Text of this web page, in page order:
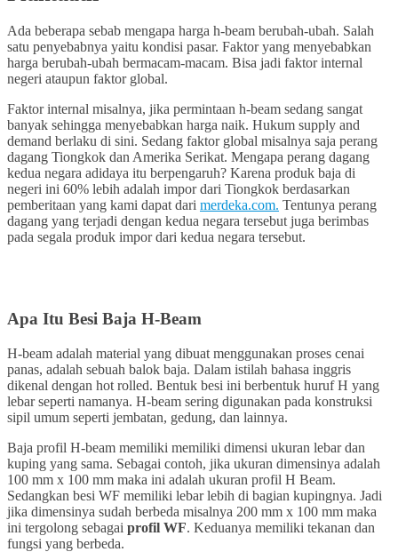
Ada beberapa sebab mengapa harga h-beam berubah-ubah. Salah
satu penyebabnya yaitu kondisi pasar. Faktor yang menyebabkan
harga berubah-ubah bermacam-macam. Bisa jadi faktor internal
negeri ataupun faktor global.
Faktor internal misalnya, jika permintaan h-beam sedang sangat
banyak sehingga menyebabkan harga naik. Hukum supply and
demand berlaku di sini. Sedang faktor global misalnya saja perang
dagang Tiongkok dan Amerika Serikat. Mengapa perang dagang
kedua negara adidaya itu berpengaruh? Karena produk baja di
negeri ini 60% lebih adalah impor dari Tiongkok berdasarkan
pemberitaan yang kami dapat dari merdeka.com. Tentunya perang
dagang yang terjadi dengan kedua negara tersebut juga berimbas
pada segala produk impor dari kedua negara tersebut.
Apa Itu Besi Baja H-Beam
H-beam adalah material yang dibuat menggunakan proses cenai
panas, adalah sebuah balok baja. Dalam istilah bahasa inggris
dikenal dengan hot rolled. Bentuk besi ini berbentuk huruf H yang
lebar seperti namanya. H-beam sering digunakan pada konstruksi
sipil umum seperti jembatan, gedung, dan lainnya.
Baja profil H-beam memiliki memiliki dimensi ukuran lebar dan
kuping yang sama. Sebagai contoh, jika ukuran dimensinya adalah
100 mm x 100 mm maka ini adalah ukuran profil H Beam.
Sedangkan besi WF memiliki lebar lebih di bagian kupingnya. Jadi
jika dimensinya sudah berbeda misalnya 200 mm x 100 mm maka
ini tergolong sebagai profil WF. Keduanya memiliki tekanan dan
fungsi yang berbeda.